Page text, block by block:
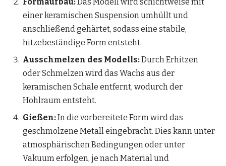
einer keramischen Suspension umhüllt und
anschließend gehärtet, sodass eine stabile,
hitzebeständige Form entsteht.
Ausschmelzen des Modells:Durch Erhitzen
oder Schmelzen wird das Wachs aus der
keramischen Schale entfernt, wodurch der
Hohlraum entsteht.
Gießen:In die vorbereitete Form wird das
geschmolzene Metall eingebracht. Dies kann unter
atmosphärischen Bedingungen oder unter
Vakuum erfolgen, je nach Material und